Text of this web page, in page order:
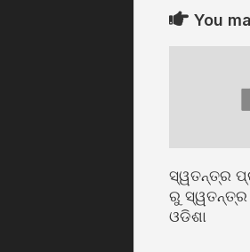
You
ସ୍ୱତନ୍ତ୍ର
ରୁ ସ୍ୱତନ୍ତ୍ର
ଓଡିଶା